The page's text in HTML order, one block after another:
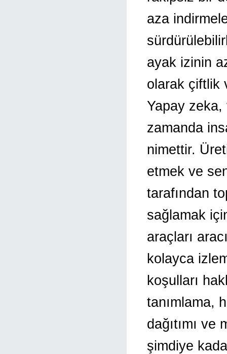
aza
ayak izinin
olarak çiftlik
Yapay zeka,
zamanda
nimettir.
etmek ve
tarafından
sağlamak
araçları
kolayca
koşulları
tanımlama,
dağıtımı
şimdiye